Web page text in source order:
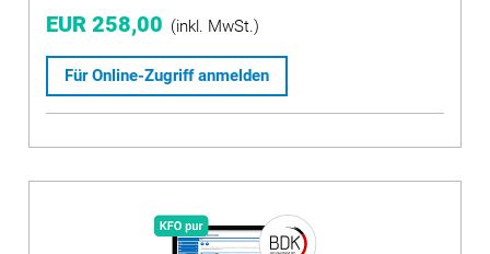
EUR 258,00 (inkl. MwSt.)
Für Online-Zugriff anmelden